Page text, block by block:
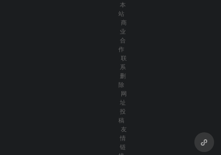
本
站
商
业
合
作
联
系
删
除
网
址
投
稿
友
情
链